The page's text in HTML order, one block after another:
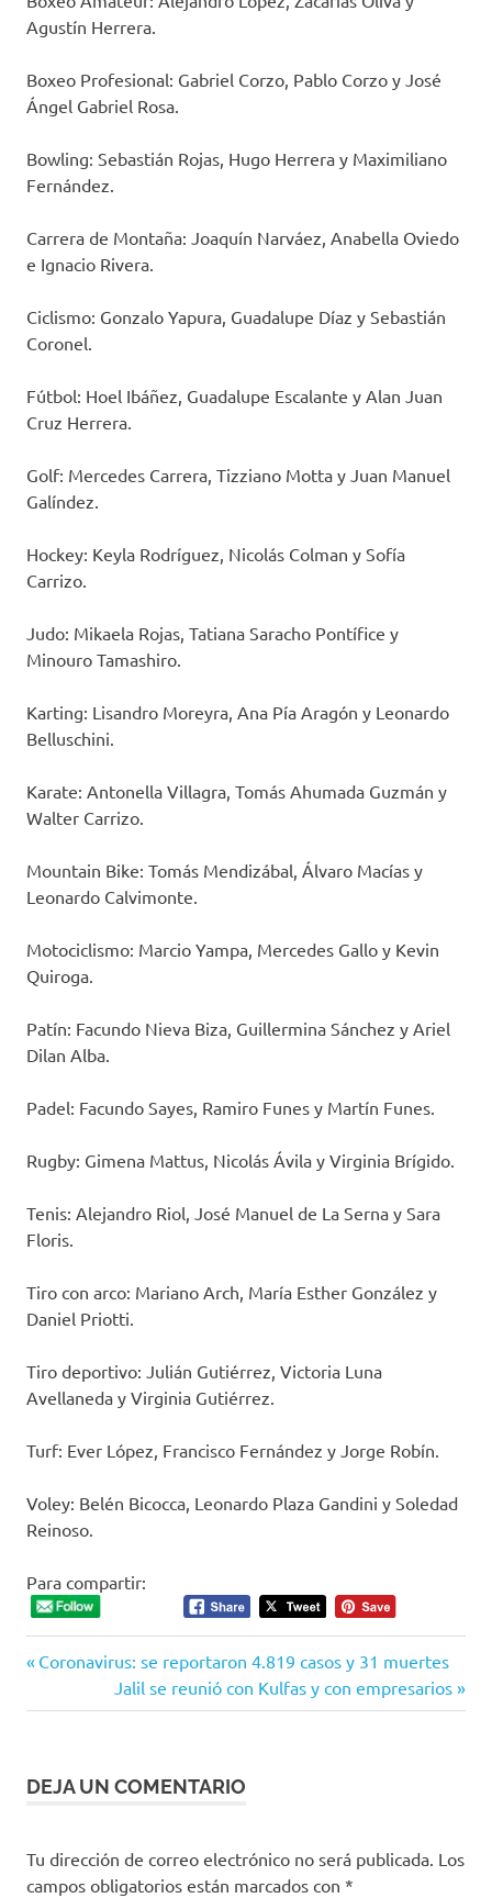
Agustín Herrera.
Boxeo Profesional: Gabriel Corzo, Pablo Corzo y José
Ángel Gabriel Rosa.
Bowling: Sebastián Rojas, Hugo Herrera y Maximiliano
Fernández.
Carrera de Montaña: Joaquín Narváez, Anabella Oviedo
e Ignacio Rivera.
Ciclismo: Gonzalo Yapura, Guadalupe Díaz y Sebastián
Coronel.
Fútbol: Hoel Ibáñez, Guadalupe Escalante y Alan Juan
Cruz Herrera.
Golf: Mercedes Carrera, Tizziano Motta y Juan Manuel
Galíndez.
Hockey: Keyla Rodríguez, Nicolás Colman y Sofía
Carrizo.
Judo: Mikaela Rojas, Tatiana Saracho Pontífice y
Minouro Tamashiro.
Karting: Lisandro Moreyra, Ana Pía Aragón y Leonardo
Belluschini.
Karate: Antonella Villagra, Tomás Ahumada Guzmán y
Walter Carrizo.
Mountain Bike: Tomás Mendizábal, Álvaro Macías y
Leonardo Calvimonte.
Motociclismo: Marcio Yampa, Mercedes Gallo y Kevin
Quiroga.
Patín: Facundo Nieva Biza, Guillermina Sánchez y Ariel
Dilan Alba.
Padel: Facundo Sayes, Ramiro Funes y Martín Funes.
Rugby: Gimena Mattus, Nicolás Ávila y Virginia Brígido.
Tenis: Alejandro Riol, José Manuel de La Serna y Sara
Floris.
Tiro con arco: Mariano Arch, María Esther González y
Daniel Priotti.
Tiro deportivo: Julián Gutiérrez, Victoria Luna
Avellaneda y Virginia Gutiérrez.
Turf: Ever López, Francisco Fernández y Jorge Robín.
Voley: Belén Bicocca, Leonardo Plaza Gandini y Soledad
Reinoso.
Para compartir:
Navegación
de
Entrada
Coronavirus: se reportaron 4.819 casos y 31 muertes
Siguiente
entrada:
Jalil se reunió con Kulfas y con empresarios
DEJA UN COMENTARIO
Tu dirección de correo electrónico no será publicada. Los
campos obligatorios están marcados con *